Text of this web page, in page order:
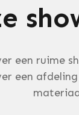
een ruime
een